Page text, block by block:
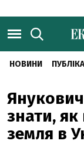
НОВИНИ
знати, як
земля в